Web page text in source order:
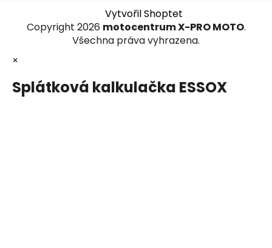
Vytvořil Shoptet
Copyright 2026 motocentrum X-PRO MOTO.
Všechna práva vyhrazena.
×
Splátková kalkulačka ESSOX